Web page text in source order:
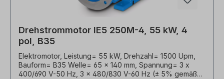
Drehstrommotor IE5 250M-4, 55 kW, 4
pol, B35
Elektromotor, Leistung= 55 kW, Drehzahl= 1500 Upm,
Bauform= B35 Welle= 65 x 140 mm, Spannung= 3 x
400/690 V-50 Hz, 3 x 480/830 V-60 Hz (± 5% gemäß